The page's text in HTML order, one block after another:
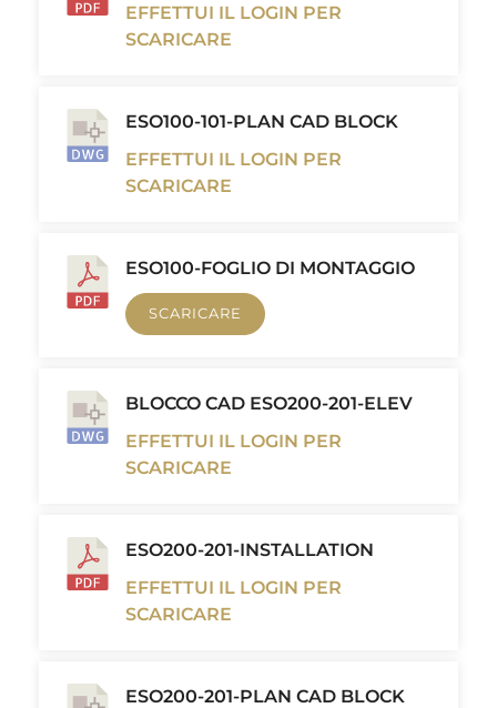
EFFETTUI IL LOGIN PER
SCARICARE
ESO100-101-PLAN CAD BLOCK
EFFETTUI IL LOGIN PER
SCARICARE
ESO100-FOGLIO DI MONTAGGIO
SCARICARE
BLOCCO CAD ESO200-201-ELEV
EFFETTUI IL LOGIN PER
SCARICARE
ESO200-201-INSTALLATION
EFFETTUI IL LOGIN PER
SCARICARE
ESO200-201-PLAN CAD BLOCK